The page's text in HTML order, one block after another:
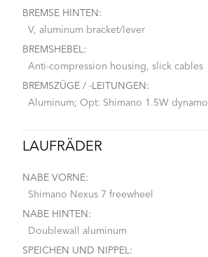
BREMSE HINTEN:
V, aluminum bracket/lever
BREMSHEBEL:
Anti-compression housing, slick cables
BREMSZÜGE / -LEITUNGEN:
Aluminum; Opt: Shimano 1.5W dynamo
LAUFRÄDER
NABE VORNE:
Shimano Nexus 7 freewheel
NABE HINTEN:
Doublewall aluminum
SPEICHEN UND NIPPEL: